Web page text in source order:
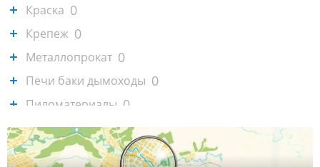
Краска 0
Крепеж 0
Металлопрокат 0
Печи баки дымоходы 0
Пиломатериалы 0
Садовая техника, генераторы
Сайдинг и софиты 0